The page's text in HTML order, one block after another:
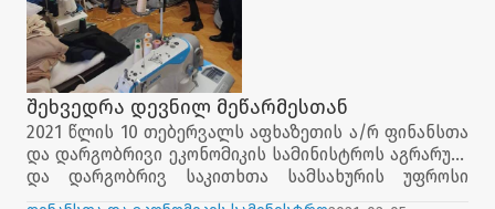
განსახორციელებელი ცვლილებების პროექტები.
ასევე განიხილეს სხდომის დღის წესრიგით
გათვალისწინებული სხვა საკითხები.
შეხვედრა დევნილ მეწარმესთან
2021 წლის 10 თებერვალს აფხაზეთის ა/რ ფინანსთა
და დარგობრივი ეკონომიკის სამინისტროს აგრარულ
და დარგობრივ საკითხთა სამსახურის უფროსი
ბატონი თ. ცინარიძე, ა(ა)იპ ,,საერთაშორისო